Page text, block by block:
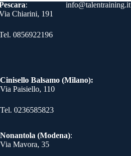
di
info@talentraining.it
:
Chiarini, 191
0856922196
Cinisello Balsamo (Milano):
Via Paisiello, 110
Tel. 0236585823​
Nonantola (Modena):
Via Mavora, 35